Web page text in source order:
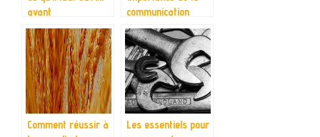
avant
d’entreprendre
dans le commerce
de bouches
communication
d’entreprise
Comment réussir à
Les essentiels pour